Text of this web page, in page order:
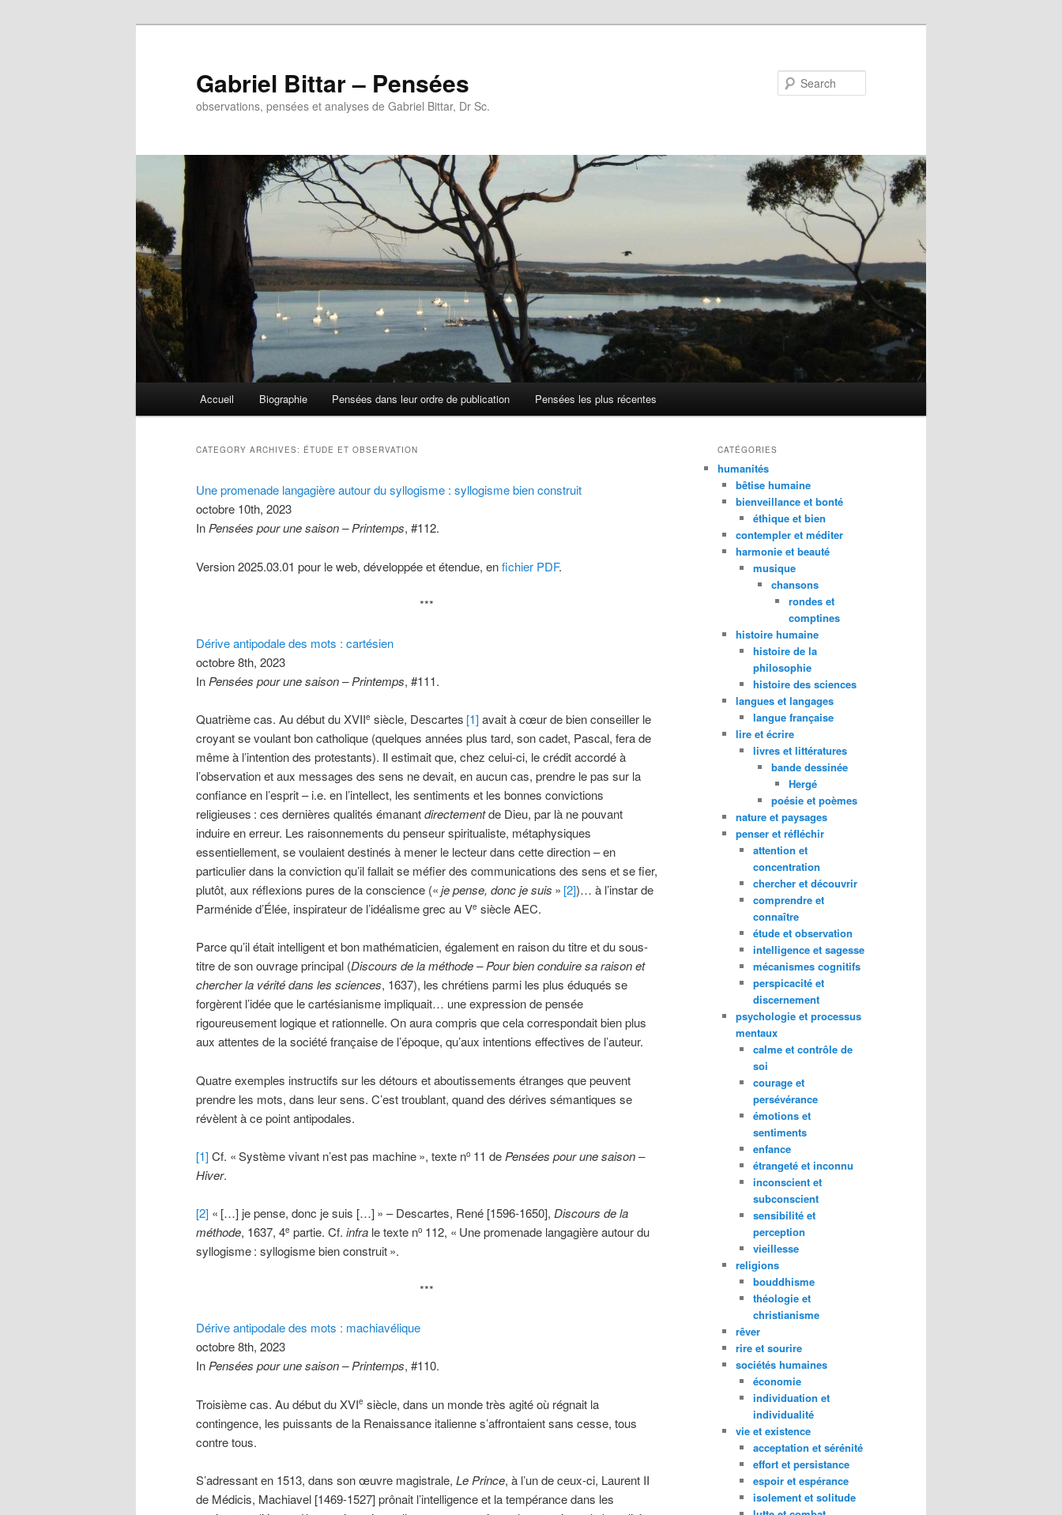
Gabriel Bittar – Pensées
observations, pensées et analyses de Gabriel Bittar, Dr Sc.
Skip to primary content
Skip to secondary content
Accueil Biographie Pensées dans leur ordre de publication Pensées les plus récentes
CATEGORY ARCHIVES: ÉTUDE ET OBSERVATION
Une promenade langagière autour du syllogisme : syllogisme bien construit
octobre 10th, 2023
InPensées pour une saison – Printemps, #112.
Version 2025.03.01 pour le web, développée et étendue, enfichier PDF.
***
Dérive antipodale des mots : cartésien
octobre 8th, 2023
In Pensées pour une saison – Printemps, #111.
Quatrième cas. Au début du XVIIe siècle, Descartes [1]avait à cœur de bien conseiller le
croyant se voulant bon catholique (quelques années plus tard, son cadet, Pascal, fera de
même à l’intention des protestants). Il estimait que, chez celui-ci, le crédit accordé à
l’observation et aux messages des sens ne devait, en aucun cas, prendre le pas sur la
confiance en l’esprit – i.e. en l’intellect, les sentiments et les bonnes convictions
religieuses : ces dernières qualités émanantdirectementde Dieu, par là ne pouvant
induire en erreur. Les raisonnements du penseur spiritualiste, métaphysiques
essentiellement, se voulaient destinés à mener le lecteur dans cette direction – en
particulier dans la conviction qu’il fallait se méfier des communications des sens et se fier,
plutôt, aux réflexions pures de la conscience («je pense, donc je suis » [2])… à l’instar de
Parménide d’Élée, inspirateur de l’idéalisme grec au Ve siècle AEC.
Parce qu’il était intelligent et bon mathématicien, également en raison du titre et du sous-
titre de son ouvrage principal (Discours de la méthode –Pour bien conduire sa raison et
chercher la vérité dans les sciences, 1637), les chrétiens parmi les plus éduqués se
forgèrent l’idée que le cartésianisme impliquait… une expression de pensée
rigoureusement logique et rationnelle. On aura compris que cela correspondait bien plus
aux attentes de la société française de l’époque, qu’aux intentions effectives de l’auteur.
Quatre exemples instructifs sur les détours et aboutissements étranges que peuvent
prendre les mots, dans leur sens. C’est troublant, quand des dérives sémantiques se
révèlent à ce point antipodales.
[1]Cf. «Système vivant n’est pas machine», texte no 11 de Pensées pour une saison –
Hiver.
[2] « […] je pense, donc je suis […]» – Descartes, René [1596-1650], Discours de la
méthode, 1637, 4e partie. Cf. infra le texte no 112, « Une promenade langagière autour du
syllogisme: syllogisme bien construit».
***
Dérive antipodale des mots : machiavélique
octobre 8th, 2023
In Pensées pour une saison – Printemps, #110.
Troisième cas. Au début du XVIe siècle, dans un monde très agité où régnait la
contingence, les puissants de la Renaissance italienne s’affrontaient sans cesse, tous
contre tous.
S’adressant en 1513, dans son œuvre magistrale, Le Prince, à l’un de ceux-ci, Laurent II
de Médicis, Machiavel [1469-1527] prônait l’intelligence et la tempérance dans les
CATÉGORIES
humanités
bêtise humaine
bienveillance et bonté
éthique et bien
contempler et méditer
harmonie et beauté
musique
chansons
rondes et
comptines
histoire humaine
histoire de la
philosophie
histoire des sciences
langues et langages
langue française
lire et écrire
livres et littératures
bande dessinée
Hergé
poésie et poèmes
nature et paysages
penser et réfléchir
attention et
concentration
chercher et découvrir
comprendre et
connaître
étude et observation
intelligence et sagesse
mécanismes cognitifs
perspicacité et
discernement
psychologie et processus
mentaux
calme et contrôle de
soi
courage et
persévérance
émotions et
sentiments
enfance
étrangeté et inconnu
inconscient et
subconscient
sensibilité et
perception
vieillesse
religions
bouddhisme
théologie et
christianisme
rêver
rire et sourire
sociétés humaines
économie
individuation et
individualité
vie et existence
acceptation et sérénité
effort et persistance
espoir et espérance
isolement et solitude